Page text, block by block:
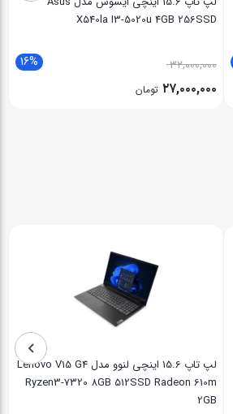
X540la I3-5020u 4GB 256SSD
16% ۳۲,۰۰۰,۰۰۰
۲۷,۰۰۰,۰۰۰ تومان
لپ تاپ 15.6 اینچی لنوو مدل Lenovo V15 G4
Ryzen3-7320 8GB 512SSD Radeon 610m
2GB